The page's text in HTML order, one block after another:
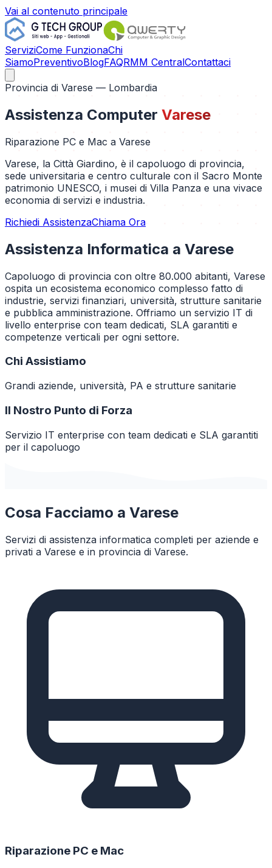
Vai al contenuto principale
ServiziCome FunzionaChi
SiamoPreventivoBlogFAQRMM CentralContattaci
Provincia di Varese — Lombardia
Assistenza Computer Varese
Riparazione PC e Mac a Varese
Varese, la Città Giardino, è il capoluogo di provincia,
sede universitaria e centro culturale con il Sacro Monte
patrimonio UNESCO, i musei di Villa Panza e una vivace
economia di servizi e industria.
Richiedi AssistenzaChiama Ora
Assistenza Informatica a Varese
Capoluogo di provincia con oltre 80.000 abitanti, Varese
ospita un ecosistema economico complesso fatto di
industrie, servizi finanziari, università, strutture sanitarie
e pubblica amministrazione. Offriamo un servizio IT di
livello enterprise con team dedicati, SLA garantiti e
competenze verticali per ogni settore.
Chi Assistiamo
Grandi aziende, università, PA e strutture sanitarie
Il Nostro Punto di Forza
Servizio IT enterprise con team dedicati e SLA garantiti
per il capoluogo
Cosa Facciamo a Varese
Servizi di assistenza informatica completi per aziende e
privati a Varese e in provincia di Varese.
Riparazione PC e Mac